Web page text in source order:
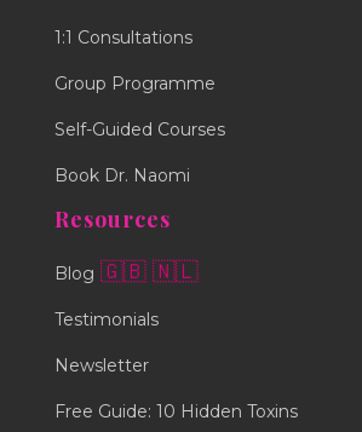
1:1 Consultations
Group Programme
Self-Guided Courses
Book Dr. Naomi
Resources
Blog 🇬🇧 🇳🇱
Testimonials
Newsletter
Free Guide: 10 Hidden Toxins